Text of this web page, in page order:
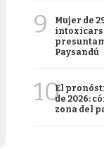
9
Mujer de
Paysandú
10El
de 2026:
zona del